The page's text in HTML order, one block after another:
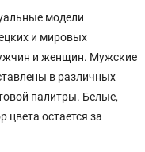
модели
и мировых
и женщин. Мужские
в различных
палитры. Белые,
остается за